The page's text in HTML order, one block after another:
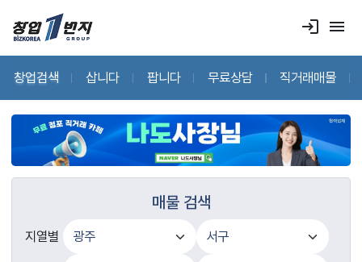
login menu
창업검색 삽니다 팝니다 무료상담 직거래매물
매물 검색
지열별